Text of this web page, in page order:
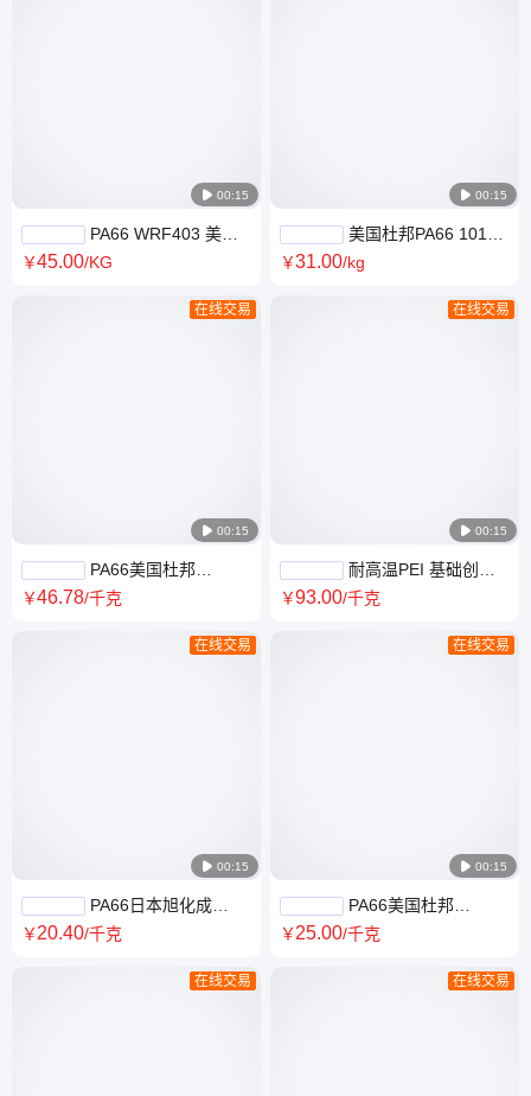
 00:15
PA66 WRF403 美国
杜邦 加30%玻纤 15%PTFE 增
￥45.00/KG
 00:15
在线交易
PA66美国杜邦
HTNFR52G30L齿轮电器 特性
￥46.78/千克
 00:15
在线交易
PA66日本旭化成
1330G 润滑性 低摩擦系数 发
￥20.40/千克
在线交易
 00:15
美国杜邦PA66 101L
101F 阻燃 内润滑 脱模剂电子
￥31.00/kg
 00:15
在线交易
耐高温PEI 基础创新
塑料(美国) EE003XXC 家电 电
￥93.00/千克
 00:15
在线交易
PA66美国杜邦
MT409AHS GY 热稳定 电器用
￥25.00/千克
在线交易